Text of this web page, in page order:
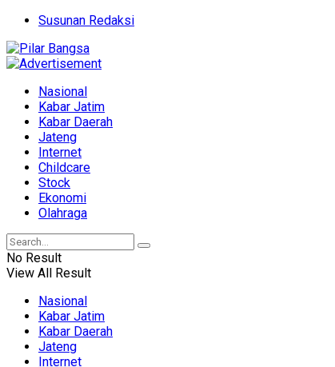
Susunan Redaksi
Nasional
Kabar Jatim
Kabar Daerah
Jateng
Internet
Childcare
Stock
Ekonomi
Olahraga
No Result
View All Result
Nasional
Kabar Jatim
Kabar Daerah
Jateng
Internet